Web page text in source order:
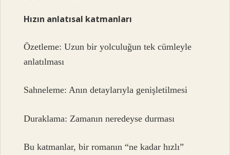
Hızın anlatısal katmanları
Özetleme: Uzun bir yolculuğun tek cümleyle
anlatılması
Sahneleme: Anın detaylarıyla genişletilmesi
Duraklama: Zamanın neredeyse durması
Bu katmanlar, bir romanın “ne kadar hızlı”